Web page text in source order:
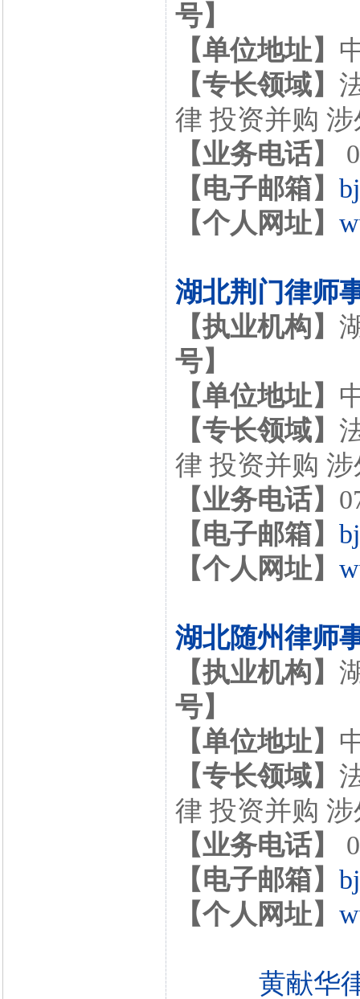
号】
【单位地址】
【专长领域】
律 投资并购
【业务电话】
【电子邮箱】
【个人网址】
湖北荆门律师
【执业机构】
号】
【单位地址】
【专长领域】
律 投资并购
【业务电话】
【电子邮箱】
【个人网址】
湖北随州律师
【执业机构】
号】
【单位地址】
【专长领域】
律 投资并购
【业务电话】
【电子邮箱】
【个人网址】
黄献华